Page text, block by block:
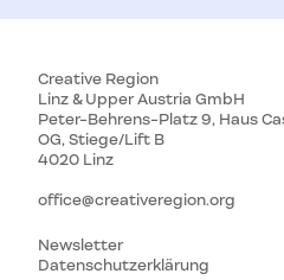
Creative Region
Linz & Upper Austria GmbH
Peter-Behrens-Platz 9, Haus
OG, Stiege/Lift B
4020 Linz
office@creativeregion.org
Newsletter
Datenschutzerklärung